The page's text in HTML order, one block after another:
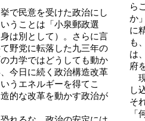
で民意を受けた政治にし
うことは「小泉郵政選
は別として）。さらに言
野党に転落した九三年の
力学ではどうしても動か
今日に続く政治構造改革
うエネルギーを得てこ
的な改革を動かす政治が
ら
か
に
も
は
府
現
し
そ
「